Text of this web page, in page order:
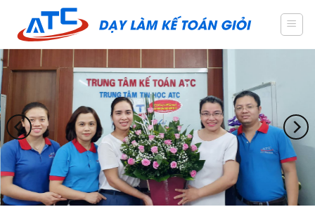
content